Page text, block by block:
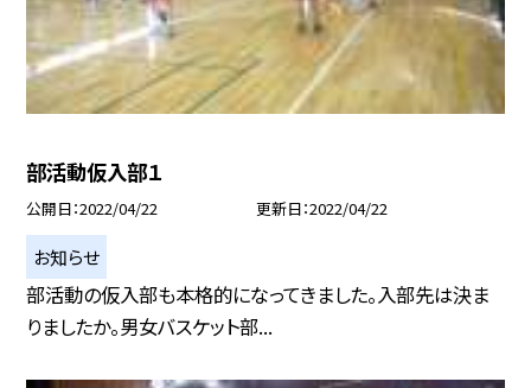
部活動仮入部１
公開日 2022/04/22 更新日 2022/04/22
お知らせ
部活動の仮入部も本格的になってきました。入部先は決ま
りましたか。男女バスケット部...